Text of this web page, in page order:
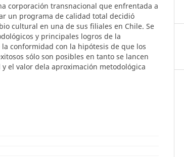
corporación transnacional que enfrentada a
un programa de calidad total decidió
cultural en una de sus filiales en Chile. Se
y principales logros de la
conformidad con la hipótesis de que los
sólo son posibles en tanto se lancen
el valor dela aproximación metodológica